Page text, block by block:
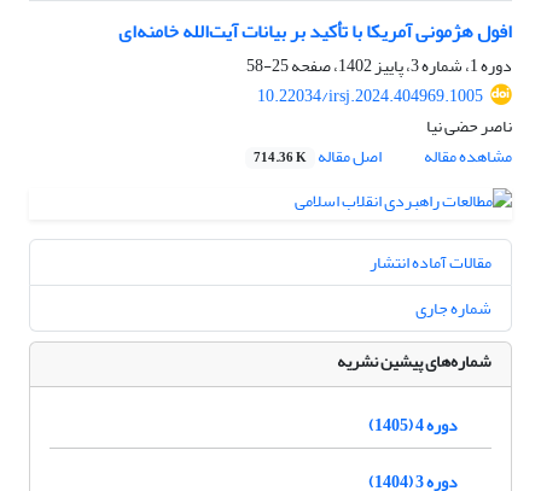
افول هژمونی آمریکا با تأکید بر بیانات آیت‌الله خامنه‌ای
دوره 1، شماره 3، پاییز 1402، صفحه
25-58
10.22034/irsj.2024.404969.1005
ناصر حضی نیا
مشاهده مقاله
اصل مقاله 714.36 K
مقالات آماده انتشار
شماره جاری
شماره‌های پیشین نشریه
دوره 4 (1405)
دوره 3 (1404)